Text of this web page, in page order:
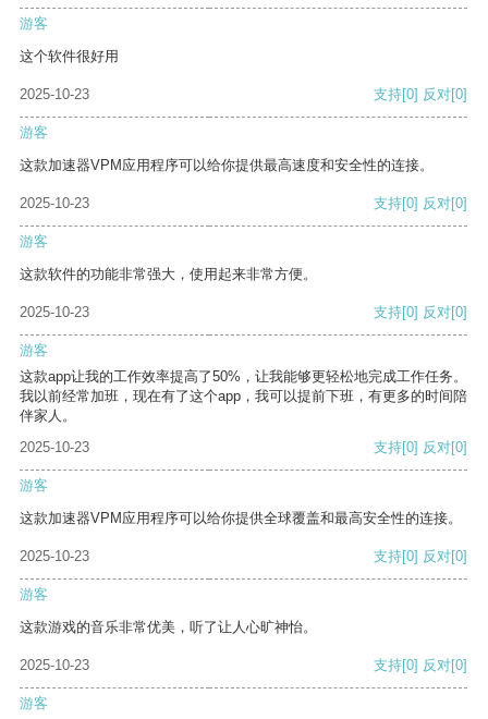
游客
这个软件很好用
2025-10-23 支持[0] 反对[0]
游客
这款加速器VPM应用程序可以给你提供最高速度和安全性的连接。
2025-10-23 支持[0] 反对[0]
游客
这款软件的功能非常强大，使用起来非常方便。
2025-10-23 支持[0] 反对[0]
游客
这款app让我的工作效率提高了50%，让我能够更轻松地完成工作任务。
我以前经常加班，现在有了这个app，我可以提前下班，有更多的时间陪
伴家人。
2025-10-23
支持[0] 反对[0]
游客
这款加速器VPM应用程序可以给你提供全球覆盖和最高安全性的连接。
2025-10-23 支持[0] 反对[0]
游客
这款游戏的音乐非常优美，听了让人心旷神怡。
2025-10-23 支持[0] 反对[0]
游客